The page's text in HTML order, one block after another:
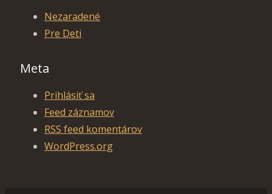
Nezaradené
Pre Deti
Meta
Prihlásiť sa
Feed záznamov
RSS feed komentárov
WordPress.org